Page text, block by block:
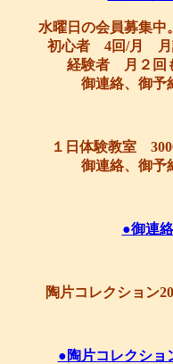
水曜日の会員募集中
初心者 4回/月 月
経験者 月２回
御連絡、御予
１日体験教室
御連絡、御予
●御連
陶片コレクション
●陶片コレクショ